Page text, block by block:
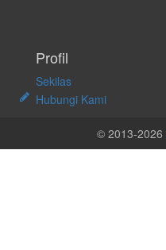
Profil
Sekilas
Hubungi Kami
© 2013-2026